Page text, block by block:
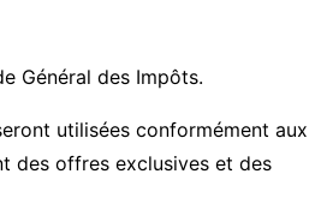
Général des Impôts.
utilisées conformément aux
des offres exclusives et des